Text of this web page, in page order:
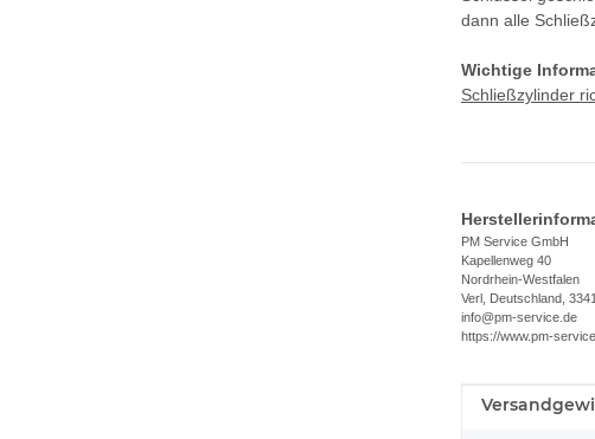
dann alle
Wichtige
Schließzylinder
PM Service GmbH
Kapellenweg 40
Nordrhein-Westfalen
Verl, Deutschland,
info@pm-service.de
https://www.pm-
Wert